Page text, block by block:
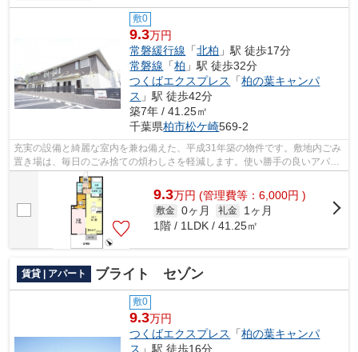
敷0
9.3万円
常磐緩行線 「北柏 」駅 徒歩17分
常磐線 「柏 」駅 徒歩32分
つくばエクスプレス
「柏の葉キャンパ
ス 」駅 徒歩42分
築7年 / 41.25㎡
千葉県柏市松ケ崎569-2
充実の設備と綺麗な室内を兼ね備えた、平成31年築の物件です。敷地内ごみ
置き場は、毎日のごみ捨ての煩わしさを軽減します。使い勝手の良いアパー
トでイチオシの物件です。外観タイル...
9.3万円 (管理費等：6,000円 )
敷金 0ヶ月 礼金
1ヶ月
1階 / 1LDK / 41.25㎡
賃貸 | アパート ブライト セゾン
敷0
9.3万円
つくばエクスプレス
「柏の葉キャンパ
ス 」駅 徒歩16分